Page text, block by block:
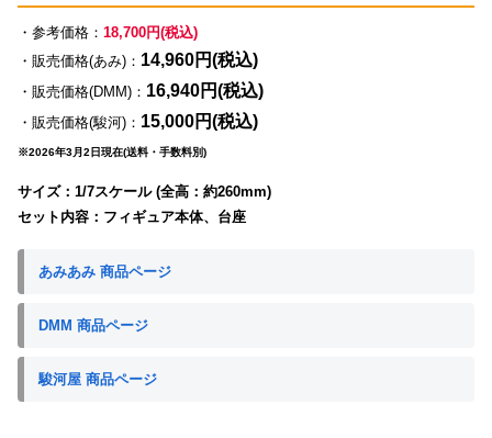
・参考価格： 18,700円(税込)
・販売価格(あみ)： 14,960円(税込)
・販売価格(DMM)： 16,940円(税込)
・販売価格(駿河)： 15,000円(税込)
※2026年3月2日現在(送料・手数料別)
サイズ：1/7スケール (全高：約260mm)
セット内容：フィギュア本体、台座
あみあみ 商品ページ
DMM 商品ページ
駿河屋 商品ページ